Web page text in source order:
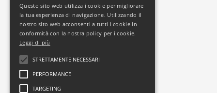
Questo sito web utilizza i cookie per migliorare
la tua esperienza di navigazione. Utilizzando il
nostro sito web acconsenti a tutti i cookie in
conformità con la nostra policy per i cookie.
Leggi di più
STRETTAMENTE NECESSARI
PERFORMANCE
TARGETING